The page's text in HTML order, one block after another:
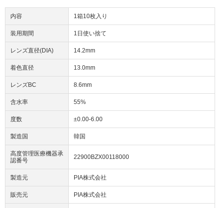
内容 1箱10枚入り
装用期間 1日使い捨て
レンズ直径(DIA) 14.2mm
着色直径 13.0mm
レンズBC 8.6mm
含水率 55%
度数 ±0.00-6.00
製造国 韓国
高度管理医療機器承
認番号
22900BZX00118000
製造元 PIA株式会社
販売元 PIA株式会社